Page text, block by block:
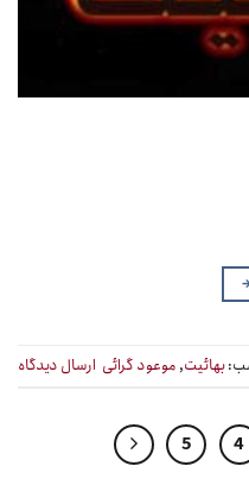
بهائیت,موعود گرائی ارسال دیدگاه
4
5